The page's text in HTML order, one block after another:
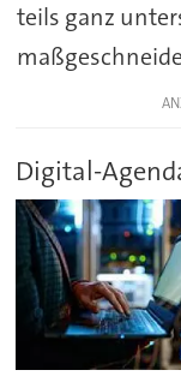
teils ganz
Digital-